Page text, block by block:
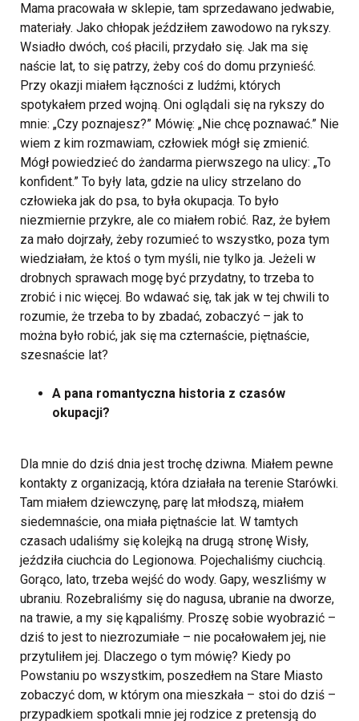
Mama pracowała w sklepie, tam sprzedawano jedwabie,
materiały. Jako chłopak jeździłem zawodowo na rykszy.
Wsiadło dwóch, coś płacili, przydało się. Jak ma się
naście lat, to się patrzy, żeby coś do domu przynieść.
Przy okazji miałem łączności z ludźmi, których
spotykałem przed wojną. Oni oglądali się na rykszy do
mnie: „Czy poznajesz?” Mówię: „Nie chcę poznawać.” Nie
wiem z kim rozmawiam, człowiek mógł się zmienić.
Mógł powiedzieć do żandarma pierwszego na ulicy: „To
konfident.” To były lata, gdzie na ulicy strzelano do
człowieka jak do psa, to była okupacja. To było
niezmiernie przykre, ale co miałem robić. Raz, że byłem
za mało dojrzały, żeby rozumieć to wszystko, poza tym
wiedziałam, że ktoś o tym myśli, nie tylko ja. Jeżeli w
drobnych sprawach mogę być przydatny, to trzeba to
zrobić i nic więcej. Bo wdawać się, tak jak w tej chwili to
rozumie, że trzeba to by zbadać, zobaczyć – jak to
można było robić, jak się ma czternaście, piętnaście,
szesnaście lat?
A pana romantyczna historia z czasów
okupacji?
Dla mnie do dziś dnia jest trochę dziwna. Miałem pewne
kontakty z organizacją, która działała na terenie Starówki.
Tam miałem dziewczynę, parę lat młodszą, miałem
siedemnaście, ona miała piętnaście lat. W tamtych
czasach udaliśmy się kolejką na drugą stronę Wisły,
jeździła ciuchcia do Legionowa. Pojechaliśmy ciuchcią.
Gorąco, lato, trzeba wejść do wody. Gapy, weszliśmy w
ubraniu. Rozebraliśmy się do nagusa, ubranie na dworze,
na trawie, a my się kąpaliśmy. Proszę sobie wyobrazić –
dziś to jest to niezrozumiałe – nie pocałowałem jej, nie
przytuliłem jej. Dlaczego o tym mówię? Kiedy po
Powstaniu po wszystkim, poszedłem na Stare Miasto
zobaczyć dom, w którym ona mieszkała – stoi do dziś –
przypadkiem spotkali mnie jej rodzice z pretensją do